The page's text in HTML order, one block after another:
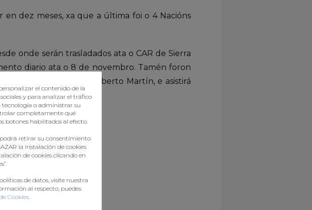
en dez meses, xa que a última foi o 4 Nacións
onde serán trasladados ata o CAR de Sierra
diario ata o 8 de novembro. Tamén foron
Dani Fernández e Alberto Martín, e asistirá
BM Cangas.
el contenido de la
y para analizar el tráfico
tecnología o administrar su
completamente qué
botones habilitados al efecto.
podrá retirar su consentimiento
la instalación de cookies
de cookies clicando en
de datos, visite nuestra
al respecto, puedes
Cookies.